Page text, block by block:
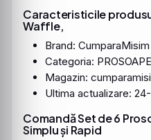
Caracteristicile
Waffle,
Brand: CumparaMisim
Categoria: PROSOAPE
Magazin:
Ultima actualizare:
Comandă Set de 6
Simplu și Rapid